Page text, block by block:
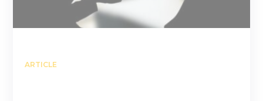
ARTICLE